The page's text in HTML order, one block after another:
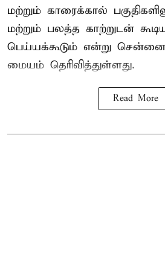
மற்றும் காரைக்கால்
மற்றும் பலத்த காற்றுடன்
பெய்யக்கூடும் என்று
மையம் தெரிவித்துள்ளது.
Read More